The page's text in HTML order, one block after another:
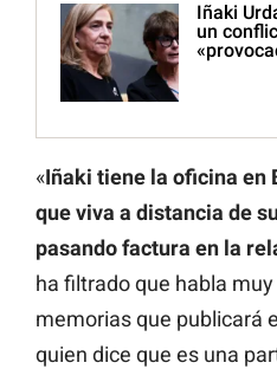
Iñaki
un
«Iñaki tiene la oficina en
que viva a distancia de
pasando factura en la
ha filtrado que habla
memorias que publicará
quien dice que es una